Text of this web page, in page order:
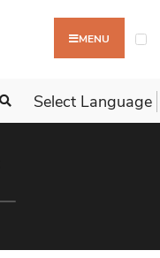
MENU
Select Language